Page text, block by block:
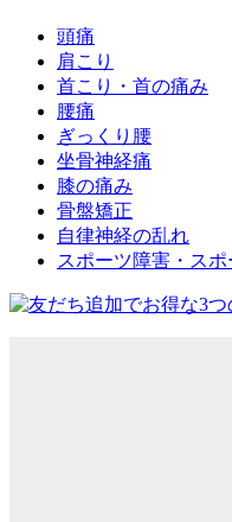
頭痛
肩こり
首こり・首の痛み
腰痛
ぎっくり腰
坐骨神経痛
膝の痛み
骨盤矯正
自律神経の乱れ
スポーツ障害・ス